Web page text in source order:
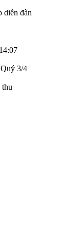
diễn đàn
3/4